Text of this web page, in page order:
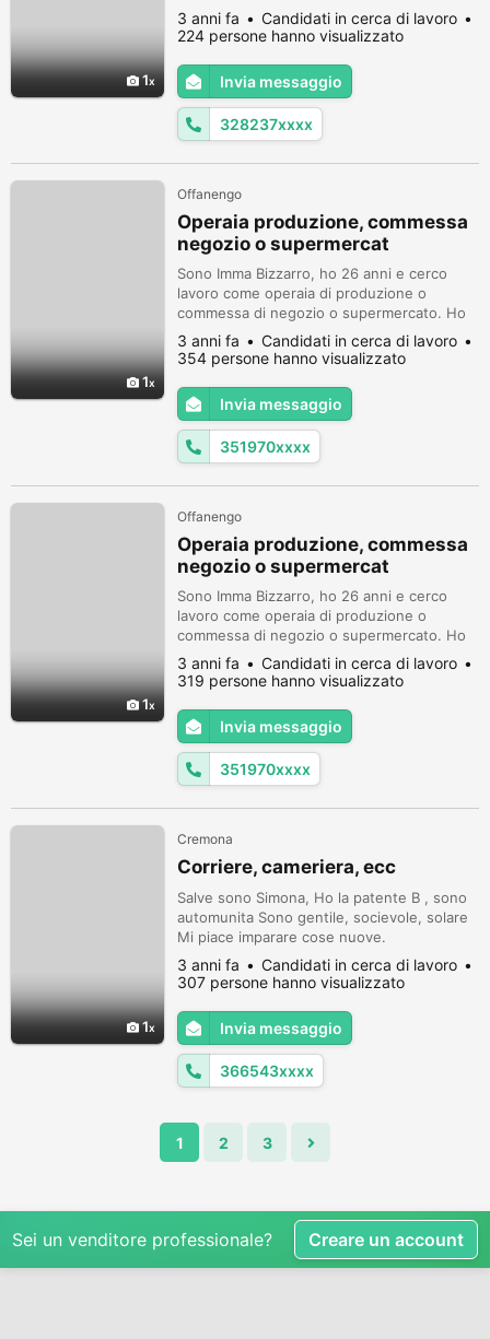
1
Assemblaggio espositori kukident,
Mentadent, Avvolti con Pluriball,
confezionati, etichettati e riposti su pedane
Epal su richiesta del cliente, incellophanato
e riposti in magazzino con transpallet o
muletto frontale. Da 01/2020 a 03/2020: ...
3 anni fa
Candidati in cerca di lavoro
224 persone hanno visualizzato
Invia messaggio
328237xxxx
1
Offanengo
Operaia produzione, commessa
negozio o supermercat
Sono Imma Bizzarro, ho 26 anni e cerco
lavoro come operaia di produzione o
commessa di negozio o supermercato. Ho
lavorato come dipendente presso una
tabaccheria da novembre 2014 ad agosto
2018 e come operaia di produzione da
settembre 2019 ad agosto 2020. Per il
momento cerco lavoro ad Offanengo
essendo patentata ma non autolimita
3 anni fa
Candidati in cerca di lavoro
354 persone hanno visualizzato
Invia messaggio
351970xxxx
1
Offanengo
Operaia produzione, commessa
negozio o supermercat
Sono Imma Bizzarro, ho 26 anni e cerco
lavoro come operaia di produzione o
commessa di negozio o supermercato. Ho
lavorato come dipendente presso una
tabaccheria da novembre 2014 ad agosto
2018 e come operaia di produzione da
settembre 2019 ad agosto 2020. Per il
momento cerco lavoro ad Offanengo
essendo patentata ma non autolimita.
3 anni fa
Candidati in cerca di lavoro
319 persone hanno visualizzato
Invia messaggio
351970xxxx
1
Cremona
Corriere, cameriera, ecc
Salve sono Simona, Ho la patente B , sono
automunita Sono gentile, socievole, solare
Mi piace imparare cose nuove.
oDiplomi/Attestati ~ Diploma magistrale ~
Brevetto da bagnino ~ Brevetto da
istruttore di nuoto oEsperienza ~ Bagnina ~
Istruttore di nuoto ~ Cameriera ~ Postina
3 anni fa
Candidati in cerca di lavoro
307 persone hanno visualizzato
Invia messaggio
366543xxxx
1 2 3
Sei un venditore professionale? Creare un account